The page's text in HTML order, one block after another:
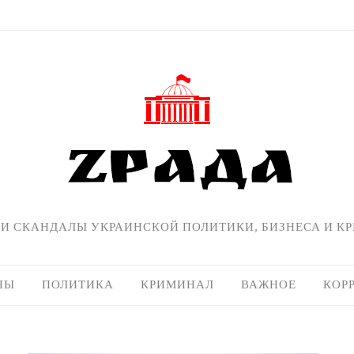
СКАНДАЛЫ УКРАИНСКОЙ ПОЛИТИКИ, БИЗНЕСА И
ПОЛИТИКА КРИМИНАЛ ВАЖНОЕ